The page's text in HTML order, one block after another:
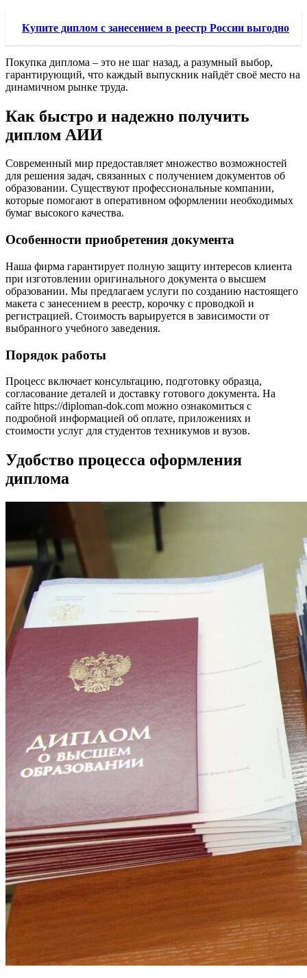
Купите диплом с занесением в реестр России выгодно
Покупка диплома – это не шаг назад, а разумный выбор,
гарантирующий, что каждый выпускник найдёт своё место на
динамичном рынке труда.
Как быстро и надежно получить
диплом АИИ
Современный мир предоставляет множество возможностей
для решения задач, связанных с получением документов об
образовании. Существуют профессиональные компании,
которые помогают в оперативном оформлении необходимых
бумаг высокого качества.
Особенности приобретения документа
Наша фирма гарантирует полную защиту интересов клиента
при изготовлении оригинального документа о высшем
образовании. Мы предлагаем услуги по созданию настоящего
макета с занесением в реестр, корочку с проводкой и
регистрацией. Стоимость варьируется в зависимости от
выбранного учебного заведения.
Порядок работы
Процесс включает консультацию, подготовку образца,
согласование деталей и доставку готового документа. На
сайте https://diploman-dok.com можно ознакомиться с
подробной информацией об оплате, приложениях и
стоимости услуг для студентов техникумов и вузов.
Удобство процесса оформления
диплома